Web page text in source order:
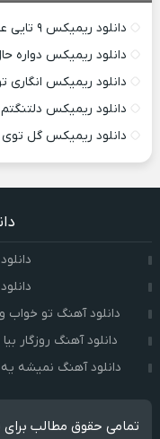
دانلود ریمیکس ۹ تایی علیرضا اسپید
دانلود ریمیکس دواره
دانلود ریمیکس انگاری
دانلود ریمیکس
دانلود ریمیکس گل توی
دانلود آهنگ تو خواب
دانلود آهنگ روزگار
دانلود آهنگ نمیشه
تمامی حقوق مطالب